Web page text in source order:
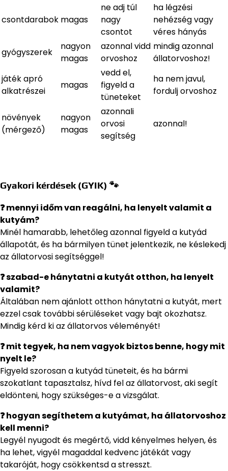
csontdarabok magas
ne adj túl
nagy
csontot
ha légzési
nehézség vagy
véres hányás
gyógyszerek
nagyon
magas
azonnal vidd
orvoshoz
mindig azonnal
állatorvoshoz!
játék apró
alkatrészei
magas
vedd el,
figyeld a
tüneteket
ha nem javul,
fordulj orvoshoz
növények
(mérgező)
nagyon
magas
azonnali
orvosi
segítség
azonnal!
Gyakori kérdések (GYIK) 🐾
❓ mennyi időm van reagálni, ha lenyelt valamit a
kutyám?
Minél hamarabb, lehetőleg azonnal figyeld a kutyád
állapotát, és ha bármilyen tünet jelentkezik, ne késlekedj
az állatorvosi segítséggel!
❓ szabad-e hánytatni a kutyát otthon, ha lenyelt
valamit?
Általában nem ajánlott otthon hánytatni a kutyát, mert
ezzel csak további sérüléseket vagy bajt okozhatsz.
Mindig kérd ki az állatorvos véleményét!
❓ mit tegyek, ha nem vagyok biztos benne, hogy mit
nyelt le?
Figyeld szorosan a kutyád tüneteit, és ha bármi
szokatlant tapasztalsz, hívd fel az állatorvost, aki segít
eldönteni, hogy szükséges-e a vizsgálat.
❓ hogyan segíthetem a kutyámat, ha állatorvoshoz
kell menni?
Legyél nyugodt és megértő, vidd kényelmes helyen, és
ha lehet, vigyél magaddal kedvenc játékát vagy
takaróját, hogy csökkentsd a stresszt.